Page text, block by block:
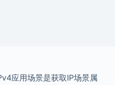
应用场景是获取IP场景属